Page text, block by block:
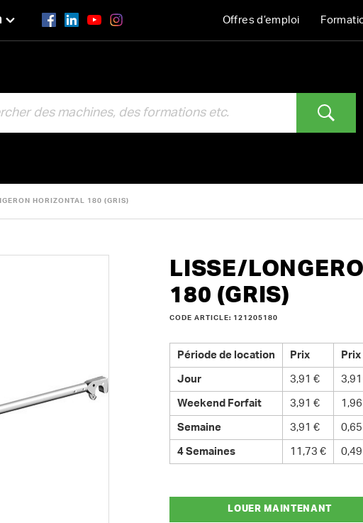
Offres d’emploi
HORIZONTAL 180 (GRIS)
LISSE/
180 (GRIS)
CODE ARTICLE: 121205180
Période de location Prix
Jour 3,91 €
Weekend Forfait 3,91 €
Semaine 3,91 €
4 Semaines 11,73 €
LOUER MAINTENANT